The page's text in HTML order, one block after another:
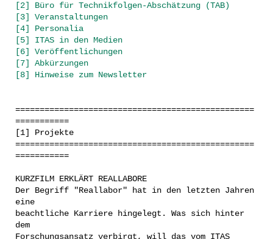
[2] Büro für Technikfolgen-Abschätzung (TAB)
[3] Veranstaltungen
[4] Personalia
[5] ITAS in den Medien
[6] Veröffentlichungen
[7] Abkürzungen
[8] Hinweise zum Newsletter
=================================================
===========
[1] Projekte
=================================================
===========
KURZFILM ERKLÄRT REALLABORE
Der Begriff "Reallabor" hat in den letzten Jahren
eine
beachtliche Karriere hingelegt. Was sich hinter
dem
Forschungsansatz verbirgt, will das vom ITAS